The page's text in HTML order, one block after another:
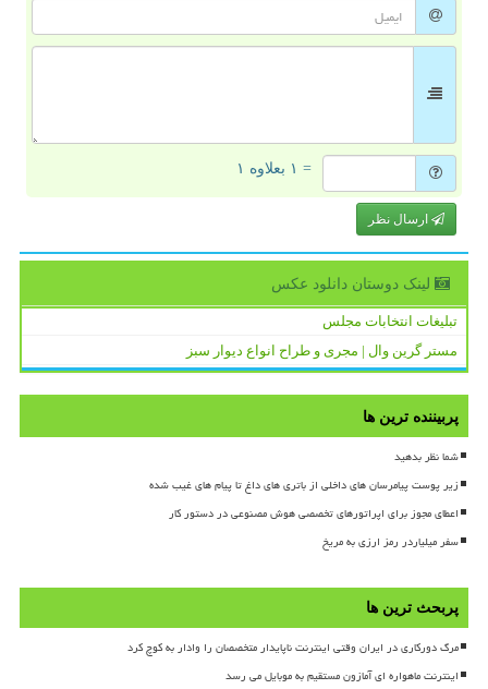
= ۱ بعلاوه ۱
ارسال نظر
لینک دوستان دانلود عكس
تبلیغات انتخابات مجلس
مستر گرین وال | مجری و طراح انواع دیوار سبز
پربیننده ترین ها
شما نظر بدهید
زیر پوست پیامرسان های داخلی از باتری های داغ تا پیام های غیب شده
اعطای مجوز برای اپراتورهای تخصصی هوش مصنوعی در دستور کار
سفر میلیاردر رمز ارزی به مریخ
پربحث ترین ها
مرگ دورکاری در ایران وقتی اینترنت ناپایدار متخصصان را وادار به کوچ کرد
اینترنت ماهواره ای آمازون مستقیم به موبایل می رسد